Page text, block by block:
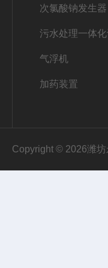
次氯酸钠发生器
污水处理一体
气浮机
加药装置
Copyright © 2026潍